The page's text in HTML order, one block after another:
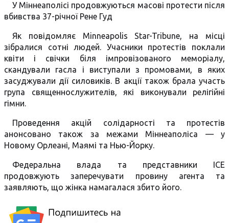
У Міннеаполісі продовжуються масові протести після
вбивства 37-річної Рене Гуд
Як повідомляє Minneapolis Star-Tribune, на місці
зібралися сотні людей. Учасники протестів поклали
квіти і свічки біля імпровізованого меморіалу,
скандували гасла і виступали з промовами, в яких
засуджували дії силовиків. В акції також брала участь
група священнослужителів, які виконували релігійні
гімни.
Проведення акцій солідарності та протестів
анонсовано також за межами Міннеаполіса — у
Новому Орлеані, Маямі та Нью-Йорку.
Федеральна влада та представники ICE
продовжують заперечувати провину агента та
заявляють, що жінка намагалася збито його.